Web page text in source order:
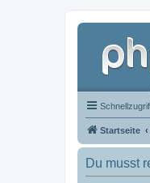
Startseite
Du musst